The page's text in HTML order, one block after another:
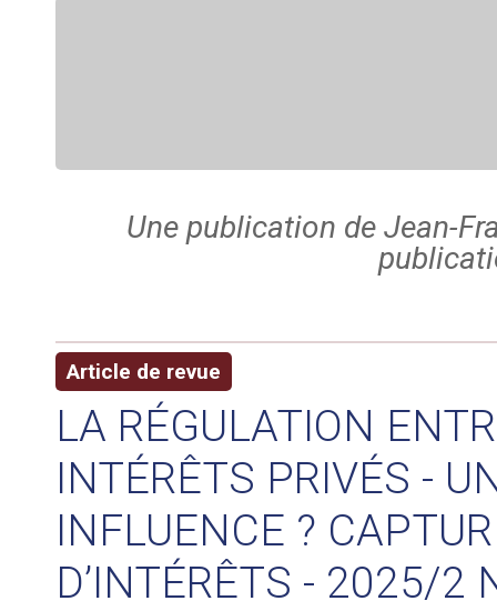
Une publication de Jean-
Article de revue
LA RÉGULATION
INTÉRÊTS PRIVÉS -
INFLUENCE ?
D’INTÉRÊTS - 2025/2